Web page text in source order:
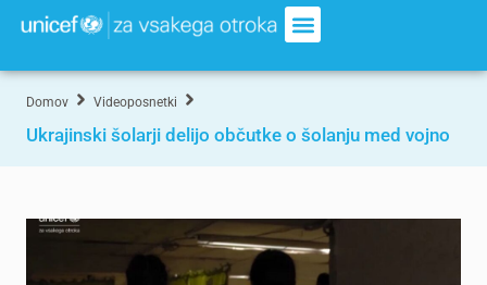
Domov Videoposnetki
Ukrajinski šolarji delijo občutke o šolanju med vojno